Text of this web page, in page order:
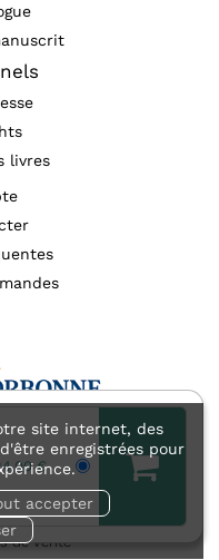
site internet, des
enregistrées pour
accepter
€
livres
: non conforme
(RGPD)
générales d’utilisation
de vente